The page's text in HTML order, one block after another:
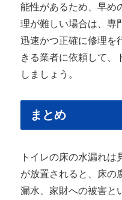
能性があるため、早め
理が難しい場合は、専
迅速かつ正確に修理を
きる業者に依頼して、
しましょう。
まとめ
トイレの床の水漏れ
が放置されると、床の
漏水、家財への被害と